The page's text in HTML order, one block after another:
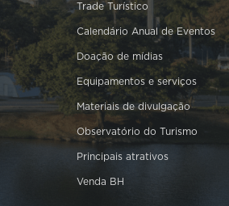
Trade Turístico
Calendário Anual de Eventos
Doação de mídias
Equipamentos e serviços
Materiais de divulgação
Observatório do Turismo
Principais atrativos
Venda BH